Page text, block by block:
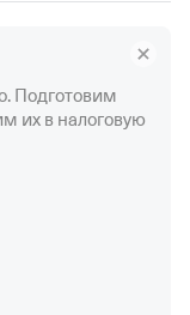
Подготовим
их в налоговую